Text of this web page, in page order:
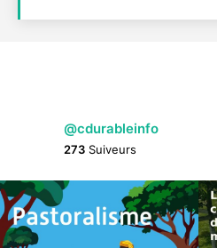
@cdurableinfo
273 Suiveurs